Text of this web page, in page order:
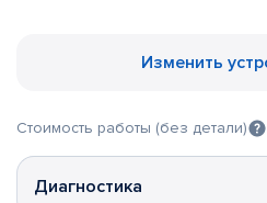
Изменить
Стоимость работы (без детали)
Диагностика